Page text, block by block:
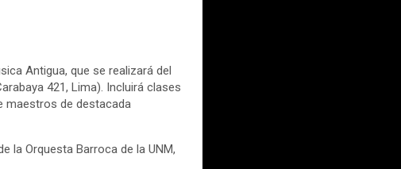
Antigua, que se realizará del
421, Lima). Incluirá clases
maestros de destacada
la Orquesta Barroca de la UNM,